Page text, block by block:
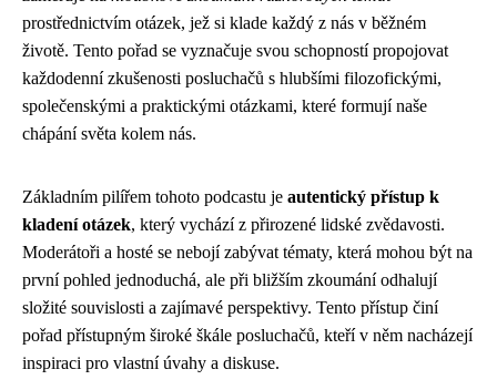
prostřednictvím otázek, jež si klade každý z nás v běžném
životě. Tento pořad se vyznačuje svou schopností propojovat
každodenní zkušenosti posluchačů s hlubšími filozofickými,
společenskými a praktickými otázkami, které formují naše
chápání světa kolem nás.
Základním pilířem tohoto podcastu je autentický přístup k
kladení otázek, který vychází z přirozené lidské zvědavosti.
Moderátoři a hosté se nebojí zabývat tématy, která mohou být na
první pohled jednoduchá, ale při bližším zkoumání odhalují
složité souvislosti a zajímavé perspektivy. Tento přístup činí
pořad přístupným široké škále posluchačů, kteří v něm nacházejí
inspiraci pro vlastní úvahy a diskuse.